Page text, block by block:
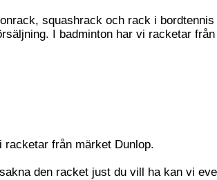
squashrack och rack i
I badminton har vi racketar från
racketar från märket Dunlop.
den racket just du vill ha kan vi